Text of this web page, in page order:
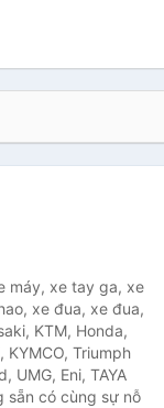
máy, xe tay ga, xe
xe đua, xe đua,
KTM, Honda,
KYMCO, Triumph
UMG, Eni, TAYA
sẵn có cùng sự nỗ